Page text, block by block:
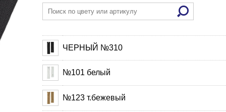
ЧЕРНЫЙ №310
№101 белый
№123 т.бежевый